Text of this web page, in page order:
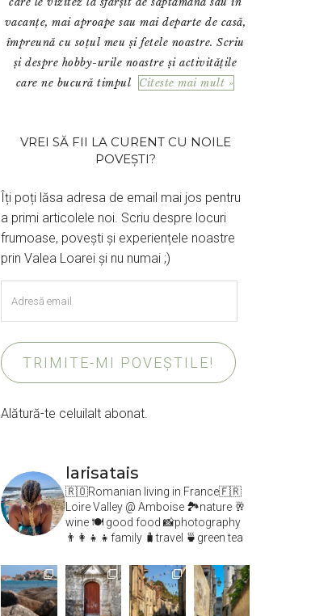
vacanțe, mai aproape sau mai departe de casă,
împreună cu soțul meu și fetele noastre. Scriu
și despre hobby-urile noastre și activitățile
care ne bucură timpul Citeste mai mult »
VREI SĂ FII LA CURENT CU NOILE
POVEȘTI?
Îți poți lăsa adresa de email mai jos pentru
a primi articolele noi. Scriu despre locuri
frumoase, povești și experiențele noastre
prin Valea Loarei și nu numai ;)
email
TRIMITE-MI POVEȘTILE!
Alătură-te celuilalt abonat.
larisatais
🇷🇴Romanian living in France🇫🇷
Loire Valley @ Amboise 🏞️nature 🥂
wine 🍽 good food 📸photography
👨‍👩‍👧‍👧family 🧳travel 🍵green tea